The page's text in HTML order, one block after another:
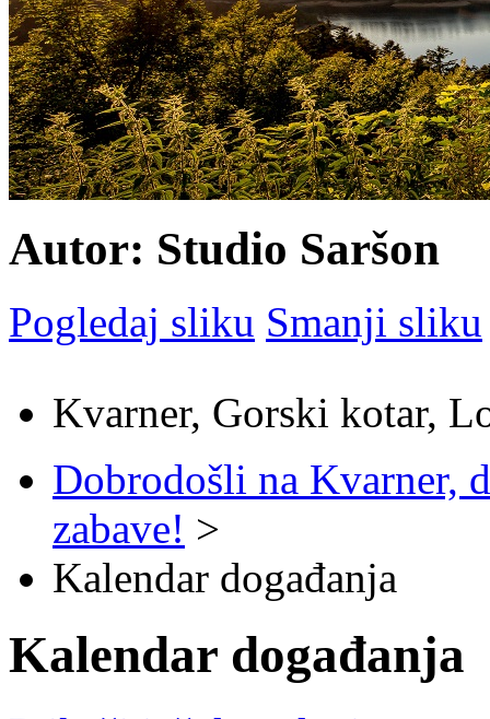
Autor: Studio Saršon
Pogledaj sliku Smanji sliku
Kvarner, Gorski kotar,
Dobrodošli na Kvarner,
zabave! >
Kalendar događanja
Kalendar događanja